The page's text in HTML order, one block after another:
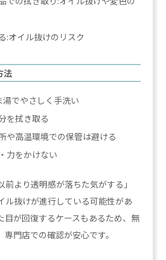
:オイル抜けのリスク
法
でやさしく手洗い
を拭き取る
や高温環境での保管は避ける
力をかけない
前より透明感が落ちた気がする」
ル抜けが進行している可能性があ
目が回復するケースもあるため、無
門店での確認が安心です。